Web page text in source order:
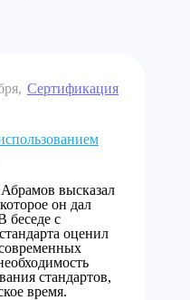
Сертификация
высказал
он дал
беседе с
оценил
стандартов,
время.